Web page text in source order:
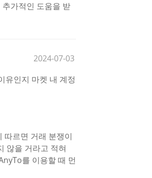
가적인 도움을 받
2024-07-03
유인지 마켓 내 계정
따르면 거래 분쟁이
않을 거라고 적혀
를 이용할 때 먼